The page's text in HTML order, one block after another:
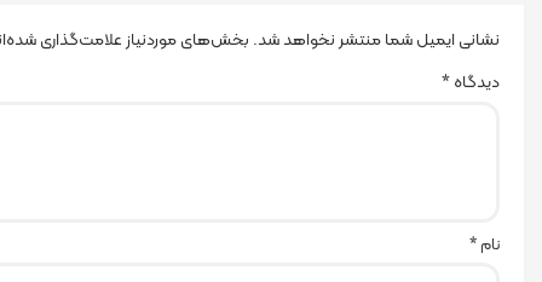
نشانی ایمیل شما منتشر نخواهد شد. بخش‌های موردنیاز علامت‌گذاری
دیدگاه*
نام *